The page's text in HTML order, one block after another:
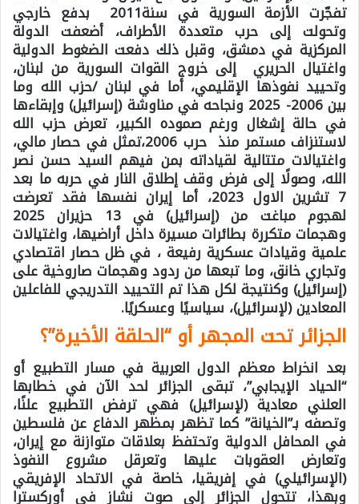
تفجّرت الأزمة السورية في سنة2011 بدفع خارجي
وتحولت إلى حرب متعددة الأطراف، أضعفت الدولة
المركزية في دمشق، وقبل ذلك دفعت الضغوط الدولية
واغتيال الحريري إلى خروج القوات السورية من لبنان،
وتحييد نفوذها الإقليمي، أما في لبنان /حزب الله وما
بين 2006- 2025 ونجاحه في مناوشة (إسرائيل) وإبقاءها
في حالة إشغال ورغم صموده الكبير، تعرض حزب الله
لاستنزاف مستمر منذ حرب 2006،تمثل في حصار مالي،
واغتيالات متتالية لقياداته بمن فيهم السيد حسن نصر
الله، وصولًا إلى فرض وقف إطلاق النار في حربه ما بعد
7 تشرين الاول 2023، أما إيران نفسها فقد تعرضت
لهجوم مباغت من (إسرائيل) في 13 حزيران 2025
وهجمات متكررة بطائرات مسيرة داخل أراضيها، واغتيالات
علمية وقيادات عسكرية رفيعة ، في ظل حصار اقتصادي
وتجاري خانق، وما تبعها من ردود وهجمات صاروخية على
(إسرائيل) وكنتيجة لكل هذا تم التحييد التدريجي للفاعلين
المعادين (لإسرائيل)، سياسيًا وعسكريًا.
الجزائر تحت المجهر أو “الحلقة الأخيرة”؟
بعد انخراط معظم الدول العربية في مسار التطبيع أو
“الحياد الإيجابي”، تبقى الجزائر لحد الآن في خطابها
العلني معادية (لإسرائيل) فهي ترفض التطبيع علنًا،
وتصفه بـ”الخيانة” كما تظهر بمظهر الدفاع عن فلسطين
في المحافل الدولية وتحتفظ بعلاقات متوازنة مع إيران،
وتعارض العقوبات عليها وتعرقل مشروع النفوذ
(الإسرائيلي) في إفريقيا، خاصة في الاتحاد الإفريقي
وبهذا، تتحول الجزائر إلى صوت نشاز في أوركسترا